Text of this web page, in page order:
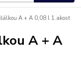
A + A 0,08 l 1.akosť
A + A